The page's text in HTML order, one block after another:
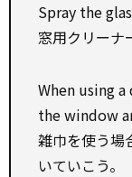
Spray the
窓用クリーナ
When using
the window
雑巾を使う場
いていこう。